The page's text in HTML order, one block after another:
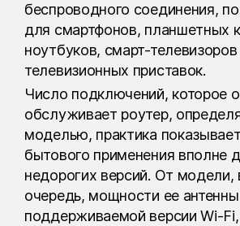
беспроводного соединения,
для смартфонов, планшетных
ноутбуков, смарт-телевизоров
телевизионных приставок.
Число подключений, которое
обслуживает роутер,
моделью, практика
бытового применения вполне
недорогих версий. От модели,
очередь, мощности ее
поддерживаемой версии Wi-Fi,